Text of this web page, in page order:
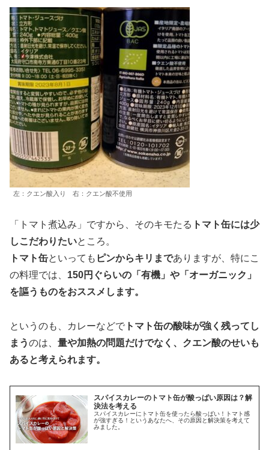
左：クエン酸入り 右：クエン酸不使用
「トマト煮込み」ですから、そのキモたる トマト缶には少
しこだわりたいところ。
トマト缶といっても ピンからキリまでありますが、特にこ
の料理では、 150円ぐらいの「有機」や「オーガニック」
を謳うものをおススメします。
というのも、カレーなどで トマト缶の酸味が強く残ってし
まうのは、 量や加熱の問題だけでなく、クエン酸のせいも
あると考えられます。
スパイスカレーのトマト缶が酸っぱい原因は？解
決法を考える
スパイスカレーにトマト缶を使ったら酸っぱい！トマト感
が強すぎる！というあなたへ、その原因と解決策を考えて
みました。